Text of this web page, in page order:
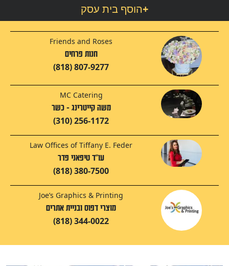
הוסף בית עסק+
Friends and Roses
חנות פרחים
(818) 807-9277
MC Catering
משה קייטרינג - כשר
(310) 256-1172
Law Offices of Tiffany E. Feder
עו"ד טיפאני פדר
(818) 380-7500
Joe’s Graphics & Printing
מוצרי דפוס ובניית אתרים
(818) 344-0022